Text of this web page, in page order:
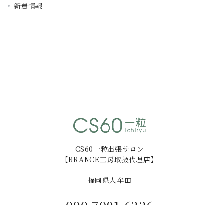
新着情報
CS60一粒出張サロン
【BRANCE工房取扱代理店】
福岡県大牟田